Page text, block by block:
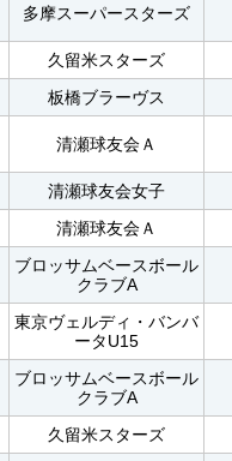
多摩スーパースターズ
久留米スターズ
板橋ブラーヴス
清瀬球友会Ａ
清瀬球友会女子
清瀬球友会Ａ
ブロッサムベースボール
クラブA
東京ヴェルディ・バンバ
ータU15
ブロッサムベースボール
クラブA
久留米スターズ